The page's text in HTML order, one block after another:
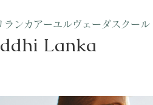
ランカアーユルヴェーダスクール
Lanka​